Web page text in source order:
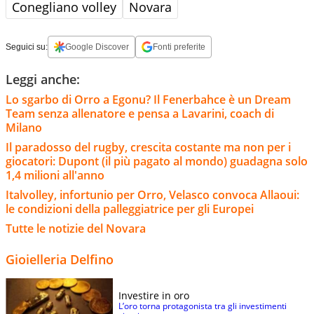
Conegliano volley Novara
Seguici su: Google Discover Fonti preferite
Leggi anche:
Lo sgarbo di Orro a Egonu? Il Fenerbahce è un Dream
Team senza allenatore e pensa a Lavarini, coach di
Milano
Il paradosso del rugby, crescita costante ma non per i
giocatori: Dupont (il più pagato al mondo) guadagna solo
1,4 milioni all'anno
Italvolley, infortunio per Orro, Velasco convoca Allaoui:
le condizioni della palleggiatrice per gli Europei
Tutte le notizie del Novara
Gioielleria Delfino
Investire in oro
L’oro torna protagonista tra gli investimenti